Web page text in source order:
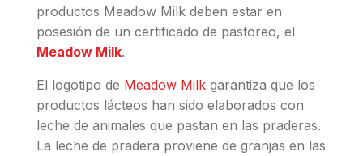
productos Meadow Milk deben estar en
posesión de un certificado de pastoreo, el
Meadow Milk.
El logotipo de Meadow Milk garantiza que los
productos lácteos han sido elaborados con
leche de animales que pastan en las praderas.
La leche de pradera proviene de granjas en las